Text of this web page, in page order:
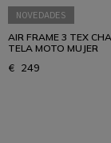
NOVEDADES
AIR FRAME 3 TEX
TELA MOTO MUJER
€ 249